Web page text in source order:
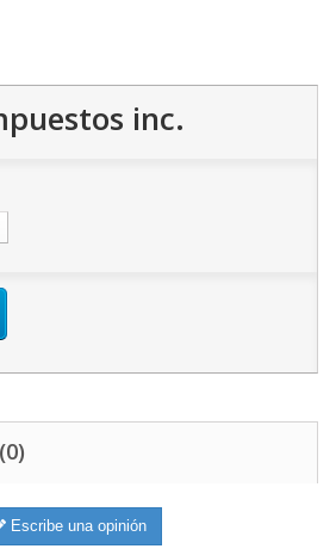
inc.
(0)
Escribe una opinión